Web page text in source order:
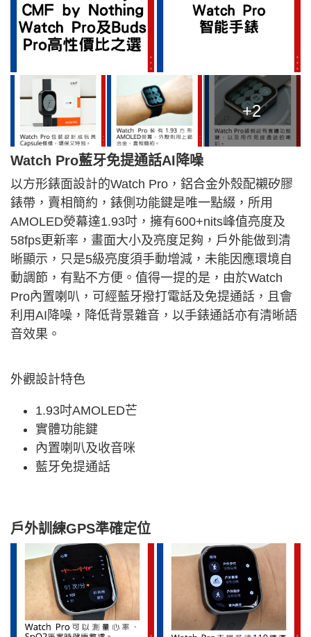
+2
Watch Pro藍牙免提通話AI降噪
以方形錶面設計的Watch Pro，鋁合金外殼配襯矽膠
錶帶，賣相簡約，錶側功能鍵是唯一點綴，所用
AMOLED熒幕達1.93吋，擁有600+nits峰值亮度及
58fps更新率，畫面大小及亮度足夠，戶外能做到清
晰顯示，只是5級亮度須手動增減，未能因應環境自
動調節，有點不方便。值得一提的是，由於Watch
Pro內置喇叭，可經藍牙撥打電話及免提通話，且會
利用AI降噪，降低背景雜音，以手錶通話亦有清晰語
音效果。
外觀設計特色
1.93吋AMOLED芒
實體功能鍵
內置喇叭及收音咪
藍牙免提通話
戶外訓練GPS準確定位